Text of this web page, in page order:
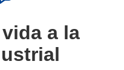
a la